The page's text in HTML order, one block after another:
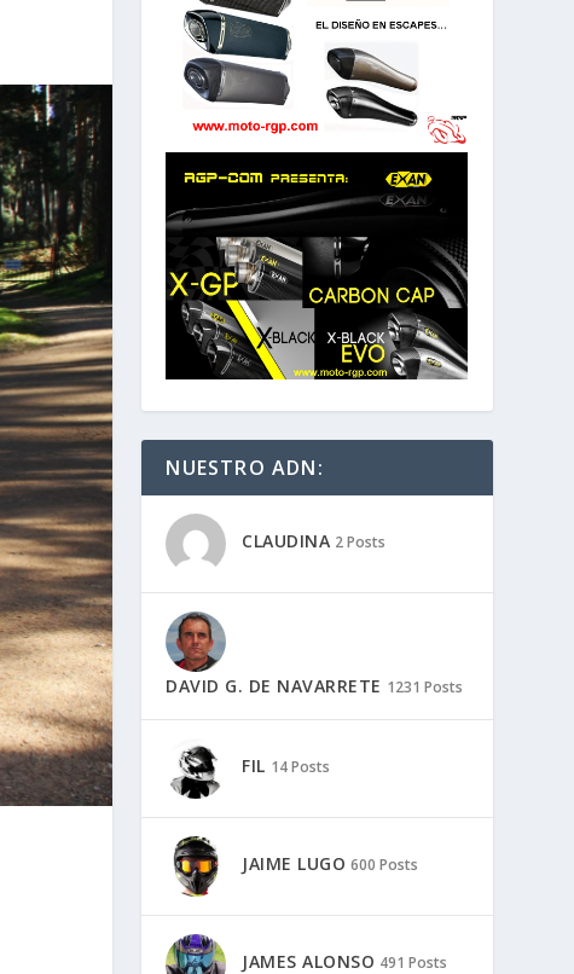
NUESTRO ADN:
CLAUDINA 2 Posts
DAVID G. DE NAVARRETE 1231 Posts
FIL 14 Posts
JAIME LUGO 600 Posts
JAMES ALONSO 491 Posts